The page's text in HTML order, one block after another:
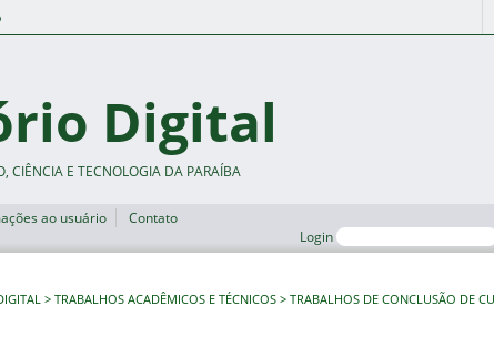
Digital
CIÊNCIA E TECNOLOGIA DA PARAÍBA
ao usuário
Contato
Login
TRABALHOS ACADÊMICOS E TÉCNICOS TRABALHOS DE CONCLUSÃO DE